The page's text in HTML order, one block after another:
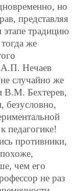
но
представляя
традицию
же
А.П. Нечаев
случайно же
В.М. Бехтерев,
педагогике!
противники,
чем его
не раз